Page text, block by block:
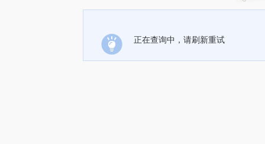
正在查询中，请刷新重试